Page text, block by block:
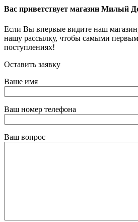
Вас приветствует магазин Милый
Если Вы впервые видите наш
нашу рассылку, чтобы самыми
поступлениях!
Оставить заявку
Ваше имя
Ваш номер телефона
Ваш вопрос